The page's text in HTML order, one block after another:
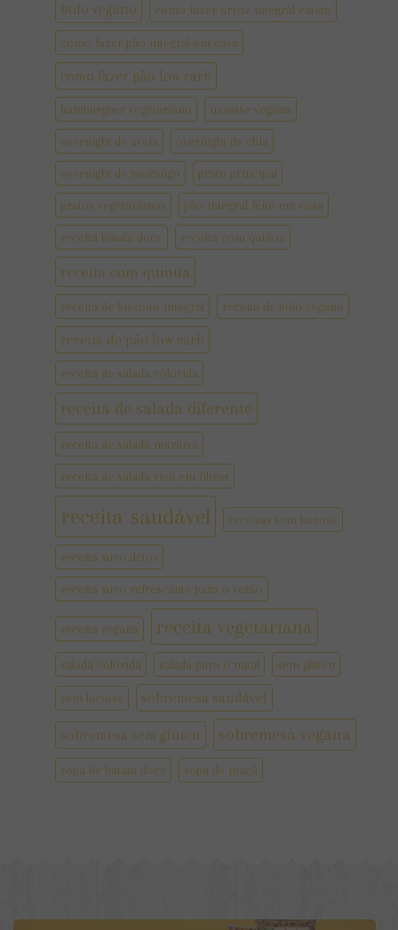
bolo vegano como fazer arroz integral cateto
como fazer pão integral em casa
como fazer pão low carb
hamburguer vegetariano mousse vegana
overnight de aveia overnight de chia
overnight de morango prato principal
pratos vegetarianos pão integral feito em casa
receita batata doce receita com quinoa
receita com quinua
receita de biscoito integral receita de bolo vegano
receita de pão low carb
receita de salada colorida
receita de salada diferente
receita de salada nutritiva
receita de salada rica em fibras
receita saudável receitas sem lactose
receita suco detox
receita suco refrescante para o verão
receita vegana receita vegetariana
salada colorida salada para o natal sem glúten
sem lactose sobremesa saudável
sobremesa sem gluten sobremesa vegana
sopa de batata doce sopa de maçã